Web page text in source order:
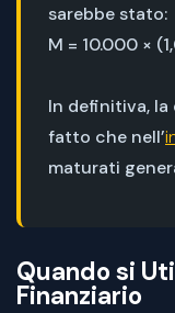
sarebbe stato:
M = 10.000 ×
In definitiva,
fatto che nell’
maturati
Quando si
Finanziario